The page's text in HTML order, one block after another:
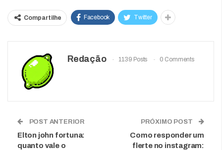
Compartilhe Facebook Twitter
Redação 1139 Posts 0 Comments
POST ANTERIOR
Elton john fortuna:
quanto vale o
PRÓXIMO POST
Como responder um
flerte no instagram: